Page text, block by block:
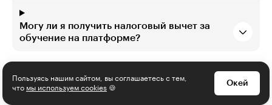
Могу ли я получить налоговый вычет за
обучение на платформе?
Пользуясь нашим сайтом, вы соглашаетесь с тем,
что мы используем cookies 🍪
Окей